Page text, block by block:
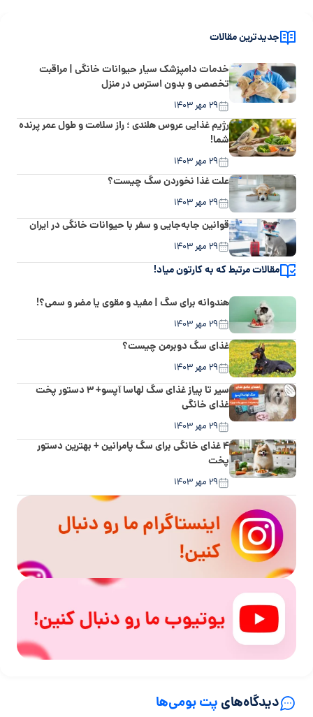
جدیدترین مقالات
خدمات دامپزشک سیار حیوانات خانگی | مراقبت
تخصصی و بدون استرس در منزل
۲۹ مهر ۱۴۰۳
رژیم غذایی عروس هلندی ؛ راز سلامت و طول عمر پرنده
شما!
۲۹ مهر ۱۴۰۳
علت غذا نخوردن سگ چیست؟
۲۹ مهر ۱۴۰۳
قوانین جابه‌جایی و سفر با حیوانات خانگی در ایران
۲۹ مهر ۱۴۰۳
مقالات مرتبط که به کارتون میاد!
هندوانه برای سگ | مفید و مقوی یا مضر و سمی؟!
۲۹ مهر ۱۴۰۳
غذای سگ دوبرمن چیست؟
۲۹ مهر ۱۴۰۳
سیر تا پیاز غذای سگ لهاسا آپسو+ ۳ دستور پخت
غذای خانگی
۲۹ مهر ۱۴۰۳
۴ غذای خانگی برای سگ پامرانین + بهترین دستور
پخت‌
۲۹ مهر ۱۴۰۳
دیدگاه‌های پت بومی‌ها